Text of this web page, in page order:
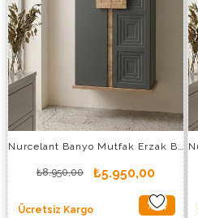
₺5.950,00
₺8.950,00
%34
Ücretsiz Kargo